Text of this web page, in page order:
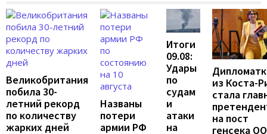
Великобритания
побила 30-
летний рекорд
по количеству
жарких дней
Названы
потери
армии РФ
Итоги
09.08:
Удары
по
судам
и
атаки
на
из Коста-
стала
на пост
генсека